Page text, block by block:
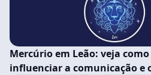
Mercúrio em Leão: veja
influenciar a comunicação e